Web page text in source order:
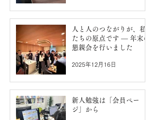
人と人のつながりが、私
たちの原点です ― 年末の
懇親会を行いました
2025年12月16日
新人勉強は「会員ペー
ジ」から